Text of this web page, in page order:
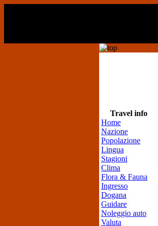
Travel info
Home
Nazione
Popolazione
Lingua
Stagioni
Clima
Flora & Fauna
Ingresso
Dogana
Guidare
Noleggio auto
Valuta